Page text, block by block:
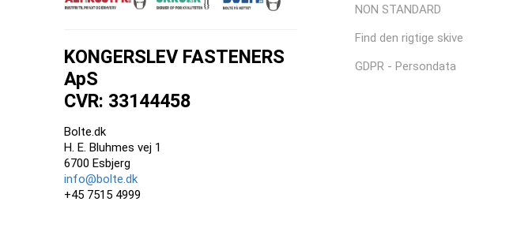
KONGERSLEV FASTENERS
ApS
CVR: 33144458
Bolte.dk
H. E. Bluhmes vej 1
6700 Esbjerg
info@bolte.dk
+45 7515 4999
NON STANDARD
Find den rigtige skive
GDPR - Persondata